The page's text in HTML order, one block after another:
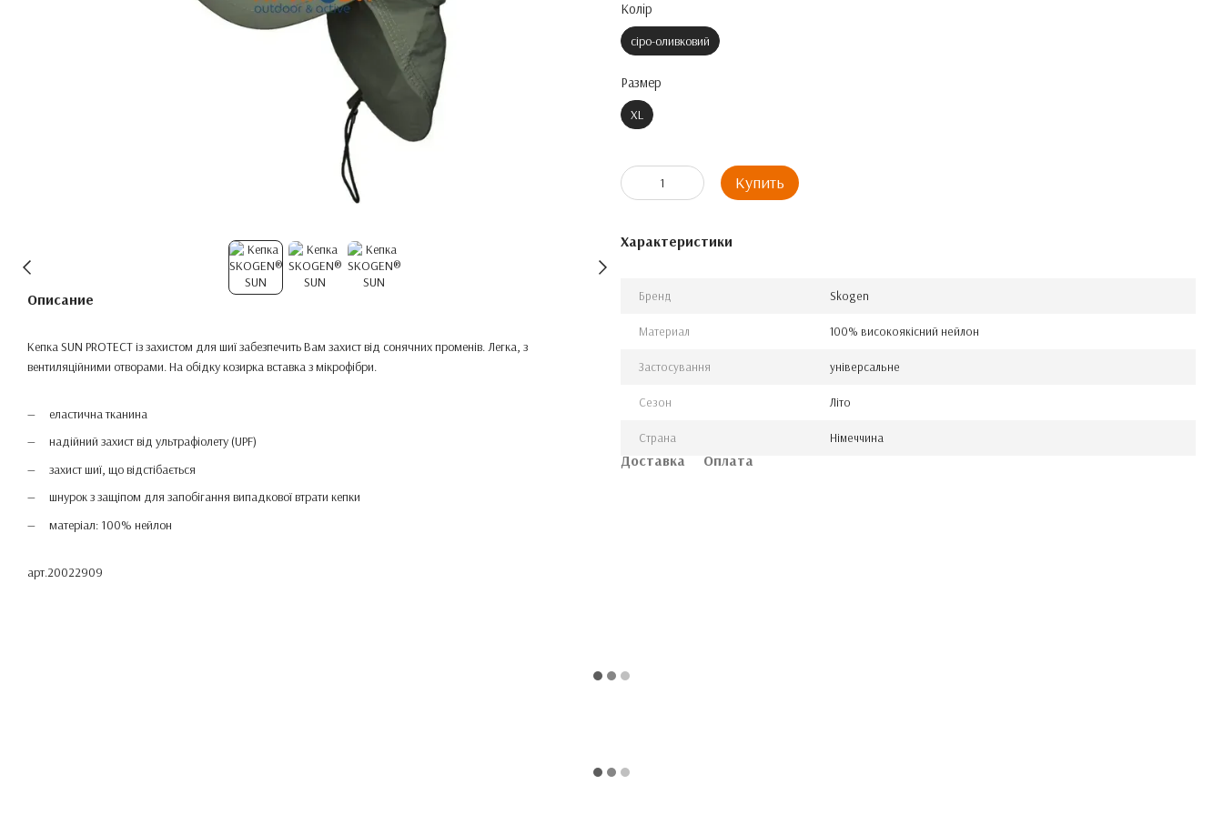
Описание
Кепка SUN PROTECT із захистом для шиї забезпечить Вам захист від сонячних променів. Легка, з
вентиляційними отворами. На обідку козирка вставка з мікрофібри.
еластична тканина
надійний захист від ультрафіолету (UPF)
захист шиї, що відстібається
шнурок з защіпом для запобігання випадкової втрати кепки
матеріал: 100% нейлон
арт.20022909
Колір
сіро-оливковий
Размер
XL
Купить
Характеристики
Бренд Skogen
Материал 100% високоякісний нейлон
Застосування універсальне
Сезон Літо
Страна Німеччина
Доставка Оплата